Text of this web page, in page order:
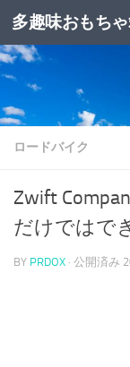
コンテンツへス
多趣味おもち
ロードバイク
Zwift
だけではで
BY PRDOX · 公開済み